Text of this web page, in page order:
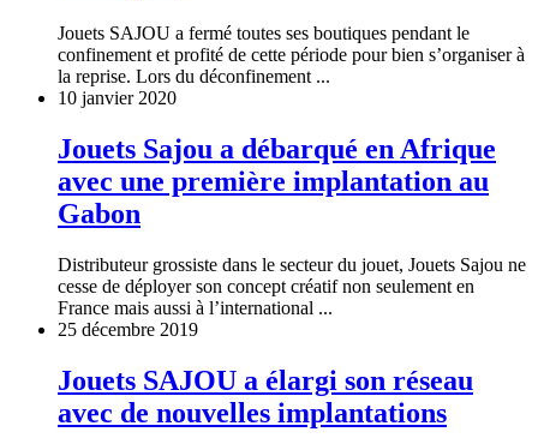
Jouets SAJOU a fermé toutes ses boutiques pendant le
confinement et profité de cette période pour bien s’organiser à
la reprise. Lors du déconfinement ...
10 janvier 2020
Jouets Sajou a débarqué en Afrique
avec une première implantation au
Gabon
Distributeur grossiste dans le secteur du jouet, Jouets Sajou ne
cesse de déployer son concept créatif non seulement en
France mais aussi à l’international ...
25 décembre 2019
Jouets SAJOU a élargi son réseau
avec de nouvelles implantations